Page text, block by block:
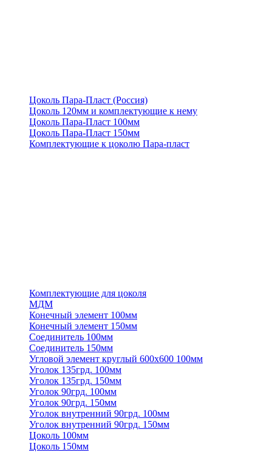
Цоколь Пара-Пласт (Россия)
Цоколь 120мм и комплектующие к нему
Цоколь Пара-Пласт 100мм
Цоколь Пара-Пласт 150мм
Комплектующие к цоколю Пара-пласт
Комплектующие для цоколя
МДМ
Конечный элемент 100мм
Конечный элемент 150мм
Соединитель 100мм
Соединитель 150мм
Угловой элемент круглый 600х600 100мм
Уголок 135грд. 100мм
Уголок 135грд. 150мм
Уголок 90грд. 100мм
Уголок 90грд. 150мм
Уголок внутренний 90грд. 100мм
Уголок внутренний 90грд. 150мм
Цоколь 100мм
Цоколь 150мм